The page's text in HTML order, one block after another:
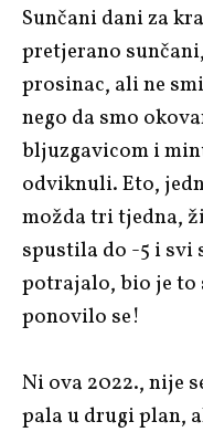
Sunčani dani za
pretjerano
prosinac, ali ne
nego da smo
bljuzgavicom i
odviknuli. Eto,
možda tri tjedna,
spustila do -5 i svi
potrajalo, bio je to
ponovilo se!
Ni ova 2022., nije
pala u drugi plan,